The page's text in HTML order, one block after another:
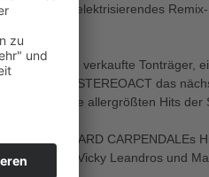
Album: Ihr elektrisierendes
Millionen verkaufte Tonträger,
läuten STEREOACT das
nur die allergrößten Hits der
zu HOWARD CARPENDALEs
de Angelo, Vicky Leandros und